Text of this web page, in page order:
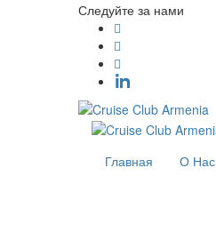
Следуйте за нами
Главная О Нас